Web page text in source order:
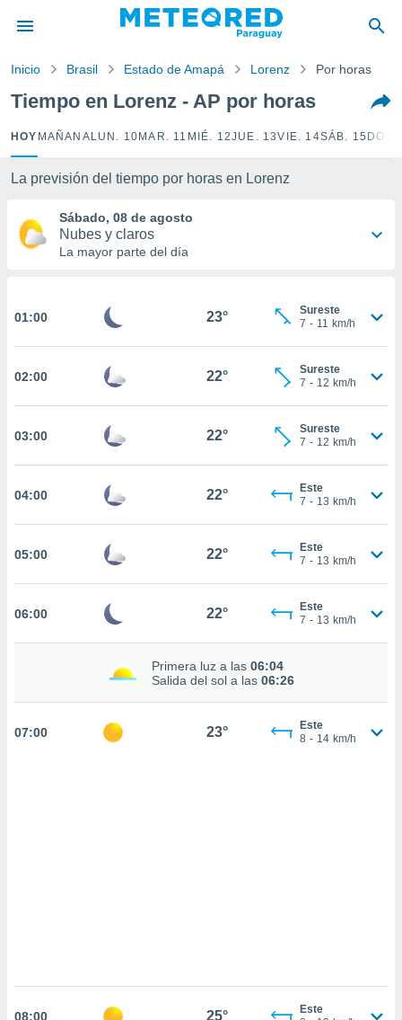
ha
por
la
que se
calidad.
digital
permite
seguir
coste.
botón
a la
ya sean
nos
perfil
ACEPTAR
CONTINUAR
Inicio Brasil Estado de Amapá Lorenz Por horas
Tiempo en Lorenz - AP por horas
HOY MAÑANA LUN. 10 MAR. 11 MIÉ. 12JUE. 13VIE. 14SÁB. 15
La previsión del tiempo por horas en Lorenz
Sábado, 08 de agosto
Nubes y claros
La mayor parte del día
01:00 23°
Sureste
7 - 11 km/h
02:00 22°
Sureste
7 - 12 km/h
03:00 22°
Sureste
7 - 12 km/h
04:00 22°
Este
7 - 13 km/h
05:00 22°
Este
7 - 13 km/h
06:00 22°
Este
7 - 13 km/h
Primera luz a las 06:04
Salida del sol a las 06:26
07:00 23°
Este
8 - 14 km/h
08:00 25°
Este